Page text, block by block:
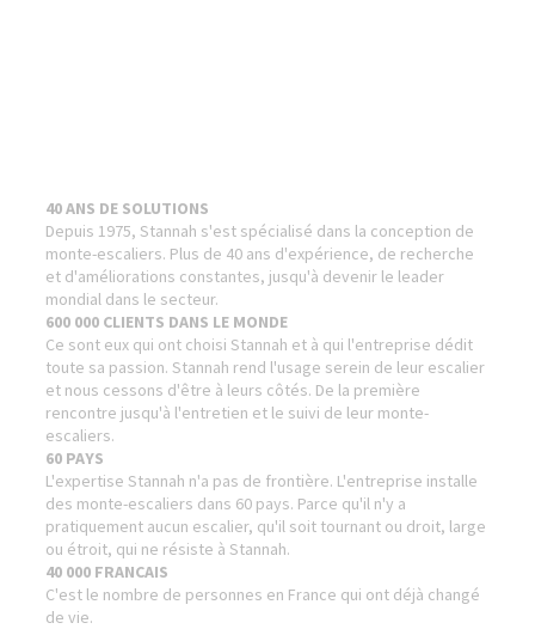
40 ANS DE SOLUTIONS
Depuis 1975, Stannah s'est spécialisé dans la conception de
monte-escaliers. Plus de 40 ans d'expérience, de recherche
et d'améliorations constantes, jusqu'à devenir le leader
mondial dans le secteur.
600 000 CLIENTS DANS LE MONDE
Ce sont eux qui ont choisi Stannah et à qui l'entreprise dédit
toute sa passion. Stannah rend l'usage serein de leur escalier
et nous cessons d'être à leurs côtés. De la première
rencontre jusqu'à l'entretien et le suivi de leur monte-
escaliers.
60 PAYS
L'expertise Stannah n'a pas de frontière. L'entreprise installe
des monte-escaliers dans 60 pays. Parce qu'il n'y a
pratiquement aucun escalier, qu'il soit tournant ou droit, large
ou étroit, qui ne résiste à Stannah.
40 000 FRANCAIS
C'est le nombre de personnes en France qui ont déjà changé
de vie.